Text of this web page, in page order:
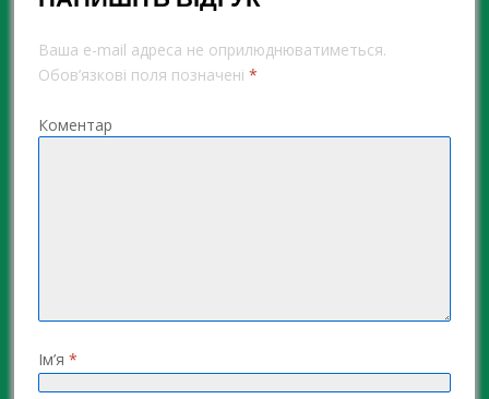
Ваша e-mail адреса не оприлюднюватиметься.
Обов’язкові поля позначені *
Коментар
Ім’я *